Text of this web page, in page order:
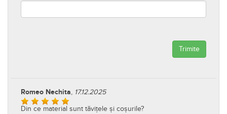
Trimite
Romeo Nechita, 17.12.2025
Din ce material sunt tăvițele și coșurile?